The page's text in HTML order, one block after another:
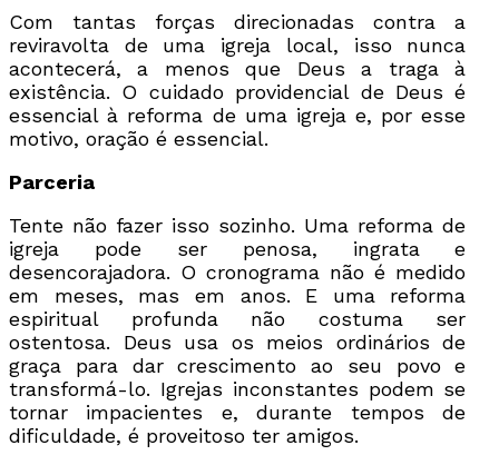
Com tantas forças direcionadas contra a
reviravolta de uma igreja local, isso nunca
acontecerá, a menos que Deus a traga à
existência. O cuidado providencial de Deus é
essencial à reforma de uma igreja e, por esse
motivo, oração é essencial.
Parceria
Tente não fazer isso sozinho. Uma reforma de
igreja pode ser penosa, ingrata e
desencorajadora. O cronograma não é medido
em meses, mas em anos. E uma reforma
espiritual profunda não costuma ser
ostentosa. Deus usa os meios ordinários de
graça para dar crescimento ao seu povo e
transformá-lo. Igrejas inconstantes podem se
tornar impacientes e, durante tempos de
dificuldade, é proveitoso ter amigos.